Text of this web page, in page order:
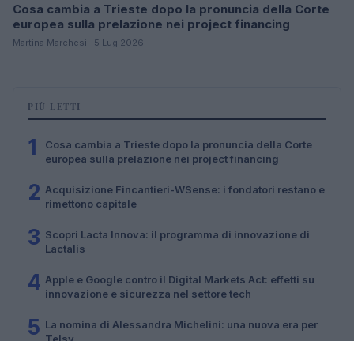
Cosa cambia a Trieste dopo la pronuncia della Corte
europea sulla prelazione nei project financing
Martina Marchesi · 5 Lug 2026
PIÙ LETTI
1
Cosa cambia a Trieste dopo la pronuncia della Corte
europea sulla prelazione nei project financing
2 Acquisizione Fincantieri-WSense: i fondatori restano e
rimettono capitale
3 Scopri Lacta Innova: il programma di innovazione di
Lactalis
4 Apple e Google contro il Digital Markets Act: effetti su
innovazione e sicurezza nel settore tech
5 La nomina di Alessandra Michelini: una nuova era per
Telsy